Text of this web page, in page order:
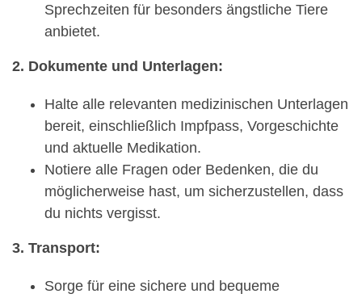
Sprechzeiten für besonders ängstliche Tiere
anbietet.
2. Dokumente und Unterlagen:
Halte alle relevanten medizinischen Unterlagen
bereit, einschließlich Impfpass, Vorgeschichte
und aktuelle Medikation.
Notiere alle Fragen oder Bedenken, die du
möglicherweise hast, um sicherzustellen, dass
du nichts vergisst.
3. Transport:
Sorge für eine sichere und bequeme